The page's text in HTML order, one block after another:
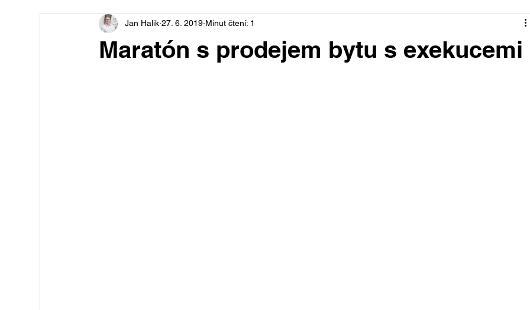
Maratón s prodejem bytu s exekucemi
Jan Halik 27. 6. 2019 Minut čtení: 1